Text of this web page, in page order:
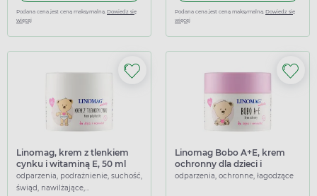
Podana cena jest ceną maksymalną. Dowiedz się
więcej
Podana cena jest ceną maksymalną. Dowiedz się
więcej
Linomag, krem z tlenkiem
cynku i witaminą E, 50 ml
odparzenia, podrażnienie, suchość,
świąd, nawilżające,
Linomag Bobo A+E, krem
ochronny dla dzieci i
niemowląt, 50 ml
odparzenia, ochronne, łagodzące